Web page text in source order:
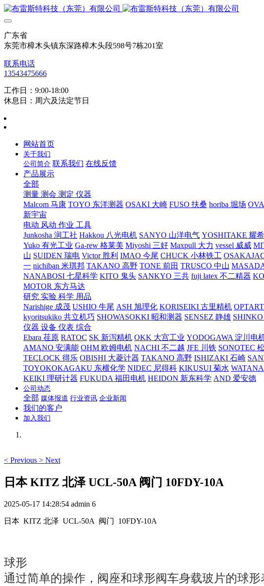
广东省
东莞市樟木头镇东深路樟木头段598号7栋201室
联系电话
13543475666
工作日：9:00-18:00
休息日：周六及法定节日
网站首页
关于我们
公司简介 联系我们 在线反馈
产品展示
全部
测量 测会 测定 仪器
Malcom 马康 TOYO 东洋测器 OSAKI 大崎 FUSO 扶桑 horiba 堀场
新宇宙
电动 风动 作业 工具
Junkosha 润工社 Hakkou 八光电机 SANYO 山洋电气 YOSHITAKE 耀
Yuko 有光工业 Ga-rew 格莱美 Miyoshi 三好 Maxpull 大力 vessel 威威
山 SUIDEN 瑞电 Victor 胜利 IMAO 今尾 CHUCK 小林铁工
一 nichiban 米琪邦 TAKANO 高野 TONE 前田 TRUSCO 中山
NANABOSI 七星科学 KITO 鬼头 SANKYO 三共 fuji latex 不二精器
MOTOR 东方马达
研究 实验 科学 用品
Narishige 成茂 USHIO 牛尾 ASH 旭理化 KORISEIKI 古里精机
kyoritsukiko 共立机巧 SHOWASOKKI 昭和测器 SENSEZ 静雄
仪器 设备 仪表 综合
Ebara 荏原 RATOC SK 新泻精机 OKK 大宫工业 YODOGAWA 淀川电
AMANO 安满能 OHM 欧姆电机 NACHI 不二越 JFE 川铁 SONOTEC
TECLOCK 得乐 OBISHI 大菱计器 TAKANO 高野 ISHIZAKI 石崎
TOYOKOKAGAKU 东横化学 NIDEC 尼得科 KIKUSUI 菊水
KEIKI 理研计器 FUKUDA 福田电机 HEIDON 新东科学 AND 爱安德
公司动态
全部 媒体报道 行业资讯 企业新闻
我们的客户
加入我们
< Previous > Next
日本 KITZ 北泽 UCL-50A 阀门 10FDY-10A
2025-05-17 14:28:54 admin 6
日本 KITZ 北泽 UCL-50A 阀门 10FDY-10A
球形
通过简单的操作，阀座和球形阀车身载玻片的球